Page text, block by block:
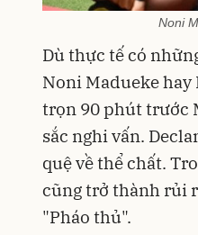
Noni
Dù thực tế có
Noni Madueke
trọn 90 phút trước
sắc nghi vấn.
quệ về thể chất.
cũng trở thành rủi
"Pháo thủ".